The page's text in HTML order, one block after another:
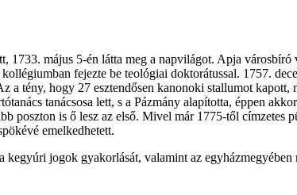
május 5-én látta meg a napvilágot. Apja
fejezte be teológiai doktorátussal. 1757.
tény, hogy 27 esztendősen kanonoki stallumot kapott,
tanácsosa lett, s a Pázmány alapította, éppen
poszton is ő lesz az első. Mivel már 1775-től címzetes
emelkedhetett.
jogok gyakorlását, valamint az egyházmegyében